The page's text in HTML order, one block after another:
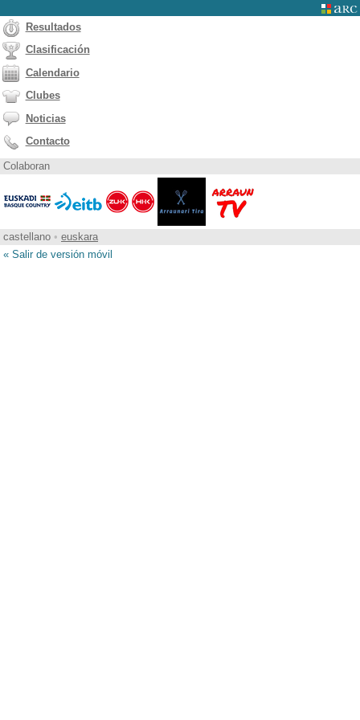
Resultados
Clasificación
Calendario
Clubes
Noticias
Contacto
Colaboran
castellano • euskara
« Salir de versión móvil